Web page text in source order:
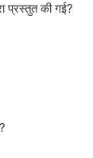
प्रस्तुत की गई?